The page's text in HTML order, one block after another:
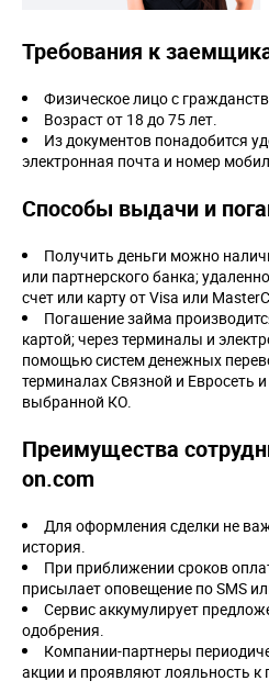
Требования к
Физическое лицо с
Возраст от 18 до 75 лет.
Из документов понадобится
электронная почта и номер
Способы выдачи и
Получить деньги можно
или партнерского банка;
счет или карту от Visa или
Погашение займа
картой; через терминалы и
помощью систем денежных
терминалах Связной и Евросеть
выбранной КО.
Преимущества
on.com
Для оформления сделки не
история.
При приближении сроков
присылает оповещение по SMS
Сервис аккумулирует
одобрения.
Компании-партнеры
акции и проявляют лояльность к